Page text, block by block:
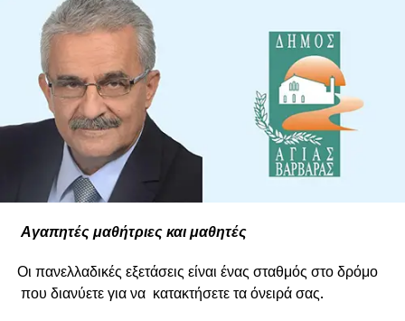
Αγαπητές μαθήτριες και μαθητές
Οι πανελλαδικές εξετάσεις είναι ένας σταθμός στο δρόμο
που διανύετε για να κατακτήσετε τα όνειρά σας.